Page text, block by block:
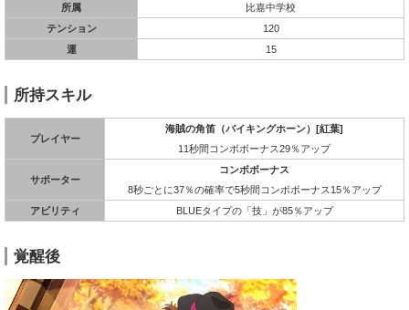
所属
比嘉中学校
テンション
120
運
15
所持スキル
プレイヤー
海賊の角笛（バイキングホーン）[紅葉]
11秒間コンボボーナス29％アップ
サポーター
コンボボーナス
8秒ごとに37％の確率で5秒間コンボボーナス15％アップ
アビリティ
BLUEタイプの「技」が85％アップ
覚醒後